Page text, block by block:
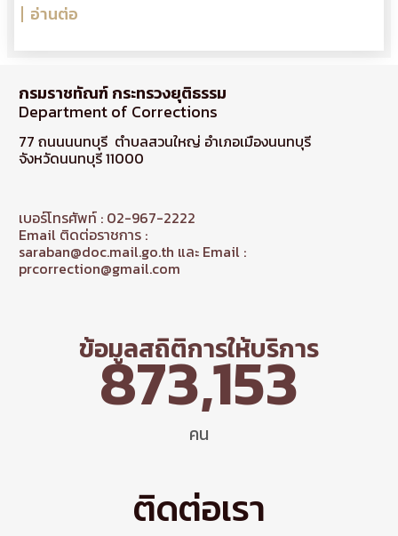
อ่านต่อ
กรมราชทัณฑ์ กระทรวงยุติธรรม
Department of Corrections
77 ถนนนนทบุรี ตำบลสวนใหญ่ อำเภอเมืองนนทบุรี
จังหวัดนนทบุรี 11000
เบอร์โทรศัพท์ : 02-967-2222
Email ติดต่อราชการ :
saraban@doc.mail.go.th และ Email :
prcorrection@gmail.com
ข้อมูลสถิติการให้บริการ
คน
873,153
ติดต่อเรา